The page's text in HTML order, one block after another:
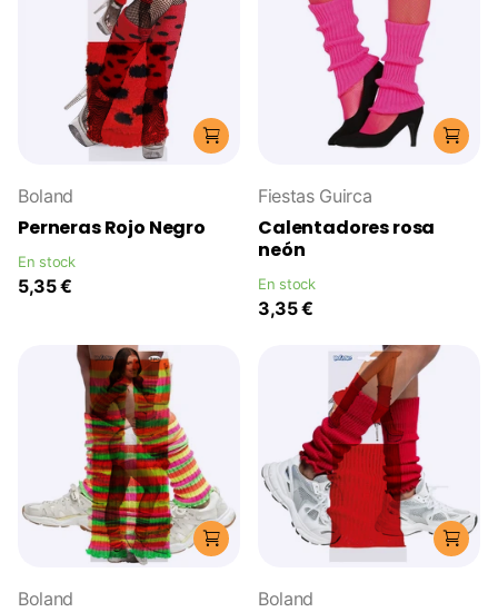
Boland
Perneras Rojo Negro
En stock
5,35 €
Fiestas Guirca
Calentadores rosa
neón
En stock
3,35 €
Boland Boland